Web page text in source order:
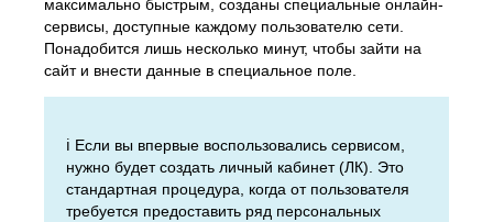
максимально быстрым, созданы специальные онлайн-
сервисы, доступные каждому пользователю сети.
Понадобится лишь несколько минут, чтобы зайти на
сайт и внести данные в специальное поле.
ℹ️ Если вы впервые воспользовались сервисом,
нужно будет создать личный кабинет (ЛК). Это
стандартная процедура, когда от пользователя
требуется предоставить ряд персональных